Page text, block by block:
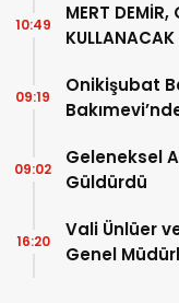
MERT DEMİR,
KULLANACAK
10:49
Onikişubat
09:19
Geleneksel
Güldürdü
09:02
Vali Ünlüer
Genel
16:20